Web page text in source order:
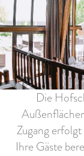
Die
Zugang
Ihre Gäste